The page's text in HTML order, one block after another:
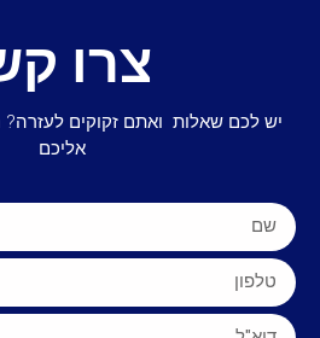
צרו
יש לכם שאלות ואתם זקוקים לעזרה?
אליכם